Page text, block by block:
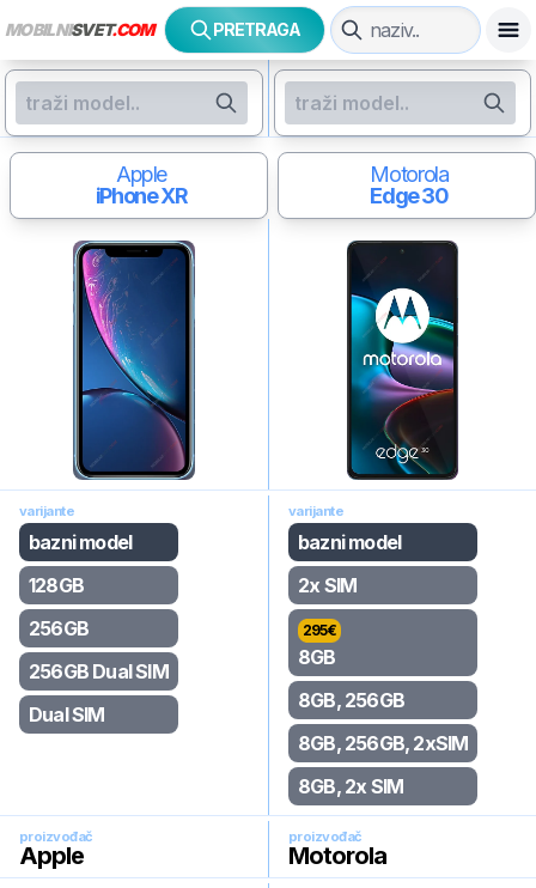
MOBILNISVET.COM PRETRAGA
Apple
iPhone XR
Motorola
Edge 30
varijante
bazni model
128GB
256GB
256GB Dual SIM
Dual SIM
varijante
bazni model
2x SIM
295€
8GB
8GB, 256GB
8GB, 256GB, 2xSIM
8GB, 2x SIM
proizvođač
Apple
proizvođač
Motorola